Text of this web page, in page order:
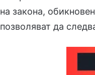
на закона,
позволяват да